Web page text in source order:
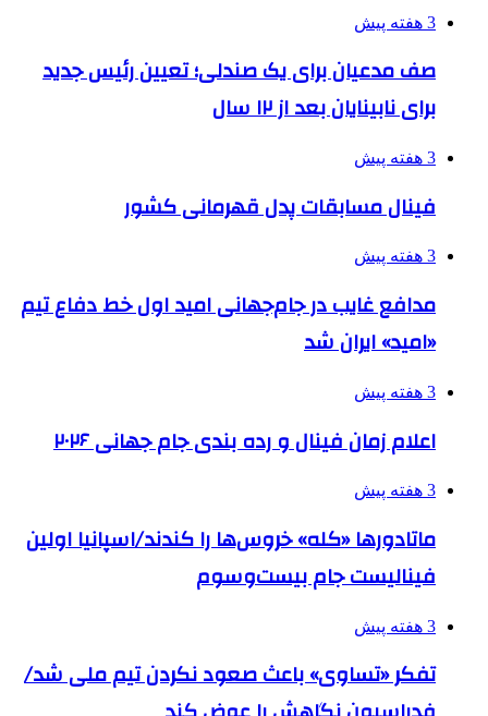
3 هفته پیش
صف مدعیان برای یک صندلی؛ تعیین رئیس جدید
برای نابینایان بعد از ۱۲ سال
3 هفته پیش
فینال مسابقات پدل قهرمانی کشور
3 هفته پیش
مدافع غایب در جام‌جهانی امید اول خط دفاع تیم
«امید» ایران شد
3 هفته پیش
اعلام زمان فینال و رده بندی جام جهانی ۲۰۲۶
3 هفته پیش
ماتادورها «کله» خروس‌ها را کندند/اسپانیا اولین
فینالیست جام بیست‌وسوم
3 هفته پیش
تفکر «تساوی» باعث صعود نکردن تیم ملی شد/